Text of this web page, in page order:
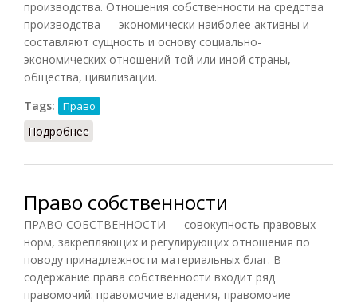
производства. Отношения собственности на средства
производства — экономически наиболее активны и
составляют сущность и основу социально-
экономических отношений той или иной страны,
общества, цивилизации.
Tags:
Право
Подробнее
Право собственности
ПРАВО СОБСТВЕННОСТИ — совокупность правовых
норм, закрепляющих и регулирующих отношения по
поводу принадлежности материальных благ. В
содержание права собственности входит ряд
правомочий: правомочие владения, правомочие